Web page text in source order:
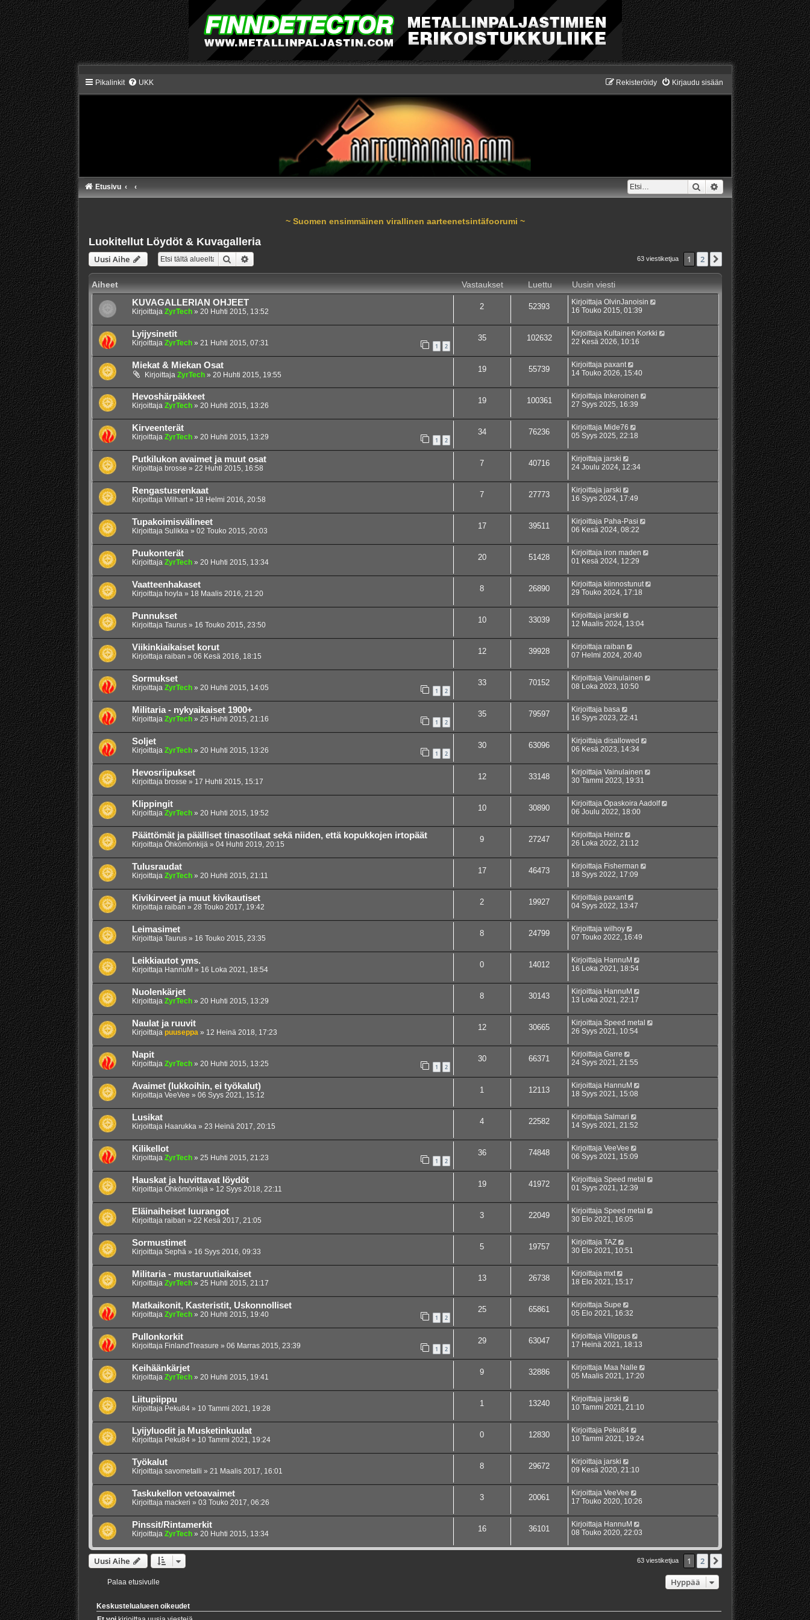
Pikalinkit UKK Kirjaudu sisään
Rekisteröidy
Etsi Tarkennettu haku
Etusivu
~ Suomen ensimmäinen virallinen aarteenetsintäfoorumi ~
Luokitellut Löydöt & Kuvagalleria
Uusi Aihe Etsi 63 viestiketjua 1 2 Seuraava
Aiheet Vastaukset Luettu
Uusin viesti
KUVAGALLERIAN OHJEET
Kirjoittaja ZyrTech» 20 Huhti 2015, 13:52
2 52393 Kirjoittaja OlvinJanoisin
16 Touko 2015, 01:39
Lyijysinetit
Kirjoittaja ZyrTech» 21 Huhti 2015, 07:31 1 2
35 102632 Kirjoittaja Kultainen Korkki
22 Kesä 2026, 10:16
Miekat & Miekan Osat
Kirjoittaja ZyrTech» 20 Huhti 2015, 19:55
19 55739 Kirjoittaja paxant
14 Touko 2026, 15:40
Hevoshärpäkkeet
Kirjoittaja ZyrTech» 20 Huhti 2015, 13:26
19 100361 Kirjoittaja Inkeroinen
27 Syys 2025, 16:39
Kirveenterät
Kirjoittaja ZyrTech» 20 Huhti 2015, 13:29 1 2
34 76236 Kirjoittaja Mide76
05 Syys 2025, 22:18
Putkilukon avaimet ja muut osat
Kirjoittaja brosse » 22 Huhti 2015, 16:58
7 40716 Kirjoittaja jarski
24 Joulu 2024, 12:34
Rengastusrenkaat
Kirjoittaja Wilhart» 18 Helmi 2016, 20:58
7 27773 Kirjoittaja jarski
16 Syys 2024, 17:49
Tupakoimisvälineet
Kirjoittaja Sulikka» 02 Touko 2015, 20:03
17 39511 Kirjoittaja Paha-Pasi
06 Kesä 2024, 08:22
Puukonterät
Kirjoittaja ZyrTech» 20 Huhti 2015, 13:34
20 51428 Kirjoittaja iron maden
01 Kesä 2024, 12:29
Vaatteenhakaset
Kirjoittaja hoyla» 18 Maalis 2016, 21:20
8 26890 Kirjoittaja kiinnostunut
29 Touko 2024, 17:18
Punnukset
Kirjoittaja Taurus» 16 Touko 2015, 23:50
10 33039 Kirjoittaja jarski
12 Maalis 2024, 13:04
Viikinkiaikaiset korut
Kirjoittaja raiban » 06 Kesä 2016, 18:15
12 39928 Kirjoittaja raiban
07 Helmi 2024, 20:40
Sormukset
Kirjoittaja ZyrTech» 20 Huhti 2015, 14:05 1 2
33 70152 Kirjoittaja Vainulainen
08 Loka 2023, 10:50
Militaria - nykyaikaiset 1900+
Kirjoittaja ZyrTech» 25 Huhti 2015, 21:16 1 2
35 79597 Kirjoittaja basa
16 Syys 2023, 22:41
Soljet
Kirjoittaja ZyrTech» 20 Huhti 2015, 13:26 1 2
30 63096 Kirjoittaja disallowed
06 Kesä 2023, 14:34
Hevosriipukset
Kirjoittaja brosse » 17 Huhti 2015, 15:17
12 33148 Kirjoittaja Vainulainen
30 Tammi 2023, 19:31
Klippingit
Kirjoittaja ZyrTech» 20 Huhti 2015, 19:52
10 30890 Kirjoittaja Opaskoira Aadolf
06 Joulu 2022, 18:00
Päättömät ja päälliset tinasotilaat sekä niiden, että kopukkojen irtopäät
Kirjoittaja Öhkömönkijä» 04 Huhti 2019, 20:15
9 27247 Kirjoittaja Heinz
26 Loka 2022, 21:12
Tulusraudat
Kirjoittaja ZyrTech» 20 Huhti 2015, 21:11
17 46473 Kirjoittaja Fisherman
18 Syys 2022, 17:09
Kivikirveet ja muut kivikautiset
Kirjoittaja raiban » 28 Touko 2017, 19:42
2 19927 Kirjoittaja paxant
04 Syys 2022, 13:47
Leimasimet
Kirjoittaja Taurus» 16 Touko 2015, 23:35
8 24799 Kirjoittaja wilhoy
07 Touko 2022, 16:49
Leikkiautot yms.
Kirjoittaja HannuM » 16 Loka 2021, 18:54
0 14012 Kirjoittaja HannuM
16 Loka 2021, 18:54
Nuolenkärjet
Kirjoittaja ZyrTech» 20 Huhti 2015, 13:29
8 30143 Kirjoittaja HannuM
13 Loka 2021, 22:17
Naulat ja ruuvit
Kirjoittaja puuseppa» 12 Heinä 2018, 17:23
12 30665 Kirjoittaja Speed metal
26 Syys 2021, 10:54
Napit
Kirjoittaja ZyrTech» 20 Huhti 2015, 13:25 1 2
30 66371 Kirjoittaja Garre
24 Syys 2021, 21:55
Avaimet (lukkoihin, ei työkalut)
Kirjoittaja VeeVee » 06 Syys 2021, 15:12
1 12113 Kirjoittaja HannuM
18 Syys 2021, 15:08
Lusikat
Kirjoittaja Haarukka» 23 Heinä 2017, 20:15
4 22582 Kirjoittaja Salmari
14 Syys 2021, 21:52
Kilikellot
Kirjoittaja ZyrTech» 25 Huhti 2015, 21:23 1 2
36 74848 Kirjoittaja VeeVee
06 Syys 2021, 15:09
Hauskat ja huvittavat löydöt
Kirjoittaja Öhkömönkijä» 12 Syys 2018, 22:11
19 41972 Kirjoittaja Speed metal
01 Syys 2021, 12:39
Eläinaiheiset luurangot
Kirjoittaja raiban » 22 Kesä 2017, 21:05
3 22049 Kirjoittaja Speed metal
30 Elo 2021, 16:05
Sormustimet
Kirjoittaja Sephä» 16 Syys 2016, 09:33
5 19757 Kirjoittaja TAZ
30 Elo 2021, 10:51
Militaria - mustaruutiaikaiset
Kirjoittaja ZyrTech» 25 Huhti 2015, 21:17
13 26738 Kirjoittaja mxt
18 Elo 2021, 15:17
Matkaikonit, Kasteristit, Uskonnolliset
Kirjoittaja ZyrTech» 20 Huhti 2015, 19:40 1 2
25 65861 Kirjoittaja Supe
05 Elo 2021, 16:32
Pullonkorkit
Kirjoittaja FinlandTreasure » 06 Marras 2015, 23:39 1 2
29 63047 Kirjoittaja Vilippus
17 Heinä 2021, 18:13
Keihäänkärjet
Kirjoittaja ZyrTech» 20 Huhti 2015, 19:41
9 32886 Kirjoittaja Maa Nalle
05 Maalis 2021, 17:20
Liitupiippu
Kirjoittaja Peku84» 10 Tammi 2021, 19:28
1 13240 Kirjoittaja jarski
10 Tammi 2021, 21:10
Lyijyluodit ja Musketinkuulat
Kirjoittaja Peku84» 10 Tammi 2021, 19:24
0 12830 Kirjoittaja Peku84
10 Tammi 2021, 19:24
Työkalut
Kirjoittaja savometalli » 21 Maalis 2017, 16:01
8 29672 Kirjoittaja jarski
09 Kesä 2020, 21:10
Taskukellon vetoavaimet
Kirjoittaja mackeri » 03 Touko 2017, 06:26
3 20061 Kirjoittaja VeeVee
17 Touko 2020, 10:26
Pinssit/Rintamerkit
Kirjoittaja ZyrTech» 20 Huhti 2015, 13:34
16 36101 Kirjoittaja HannuM
08 Touko 2020, 22:03
Uusi Aihe 63 viestiketjua 1 2 Seuraava
Palaa etusivulle Hyppää
Keskustelualueen oikeudet